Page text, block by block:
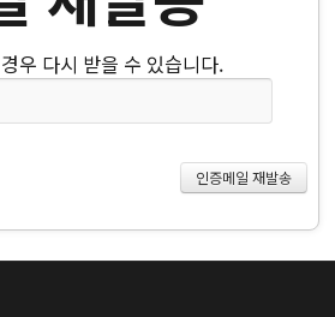
우 다시 받을 수 있습니다.